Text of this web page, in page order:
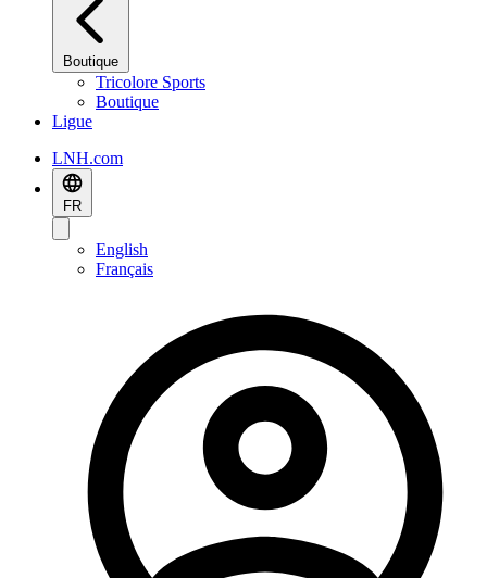
Boutique
Tricolore Sports
Boutique
Ligue
LNH.com
FR
English
Français